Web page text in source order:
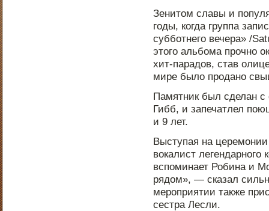
Зенитом славы и
годы, когда группа
субботнего вечера» /
этого альбома прочно
хит-парадов, став
мире было продано
Памятник был сделан
Гибб, и запечатлел
и 9 лет.
Выступая на
вокалист легендарного
вспоминает Робина и
рядом», — сказал
мероприятии также
сестра Лесли.